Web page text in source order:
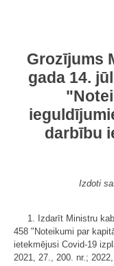
Grozījums
gada 14.
darbību
Izdoti
1. Izdarīt Ministru
458 "Noteikumi par
ietekmējusi Covid-19
2021, 27., 200. nr.;